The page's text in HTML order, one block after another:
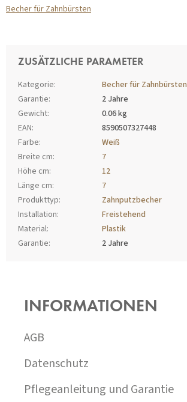
Becher für Zahnbürsten
ZUSÄTZLICHE PARAMETER
Kategorie:
Becher für Zahnbürsten
Garantie:
2 Jahre
Gewicht:
0.06 kg
EAN:
8590507327448
Farbe:
Weiß
Breite cm:
7
Höhe cm:
12
Länge cm:
7
Produkttyp:
Zahnputzbecher
Installation:
Freistehend
Material:
Plastik
Garantie:
2 Jahre
INFORMATIONEN
AGB
Datenschutz
Pflegeanleitung und Garantie